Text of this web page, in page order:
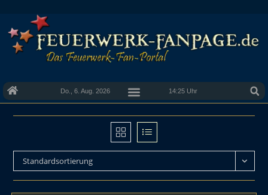
Do., 6. Aug. 2026 14:25 Uhr
Standardsortierung